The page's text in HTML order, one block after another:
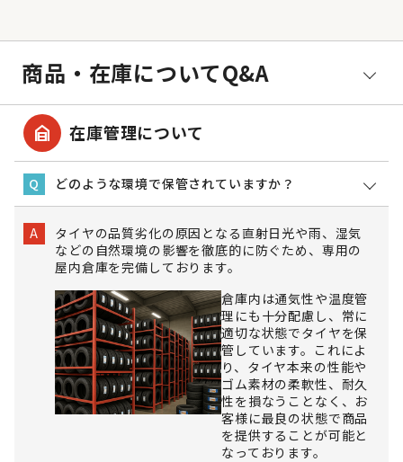
商品・在庫についてQ&A
garage_home 在庫管理について
Q どのような環境で保管されていますか？
A
タイヤの品質劣化の原因となる直射日光や雨、湿気
などの自然環境の影響を徹底的に防ぐため、専用の
屋内倉庫を完備しております。
倉庫内は通気性や温度管
理にも十分配慮し、常に
適切な状態でタイヤを保
管しています。これによ
り、タイヤ本来の性能や
ゴム素材の柔軟性、耐久
性を損なうことなく、お
客様に最良の状態で商品
を提供することが可能と
なっております。